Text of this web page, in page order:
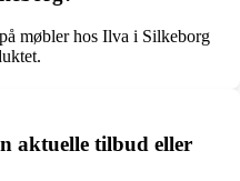
møbler hos Ilva i Silkeborg
aktuelle tilbud eller